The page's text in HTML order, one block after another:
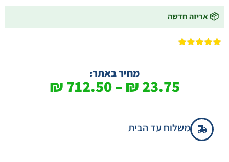
📦 אריזה חדשה
מחיר באתר:
23.75
₪
–
712.50
₪
משלוח עד הבית